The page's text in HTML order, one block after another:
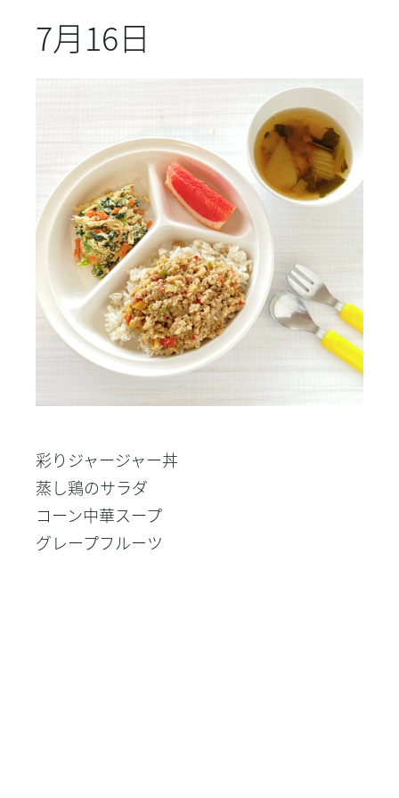
7月16日
彩りジャージャー丼
蒸し鶏のサラダ
コーン中華スープ
グレープフルーツ